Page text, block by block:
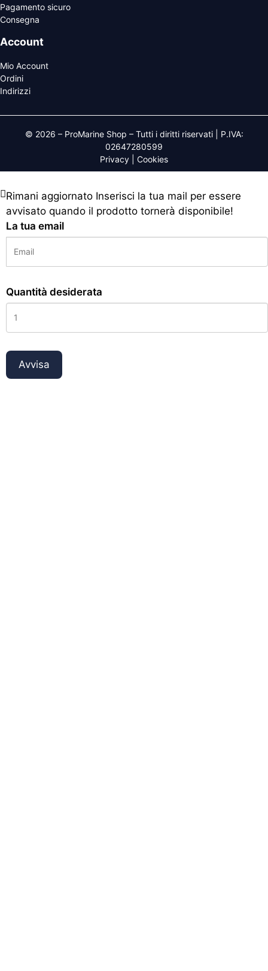
Pagamento sicuro
Consegna
Account
Mio Account
Ordini
Indirizzi
© 2026 – ProMarine Shop – Tutti i diritti riservati | P.IVA:
02647280599
Privacy
Cookies
Rimani aggiornato Inserisci la tua mail per essere
avvisato quando il prodotto tornerà disponibile!
La tua email
Quantità desiderata
Avvisa